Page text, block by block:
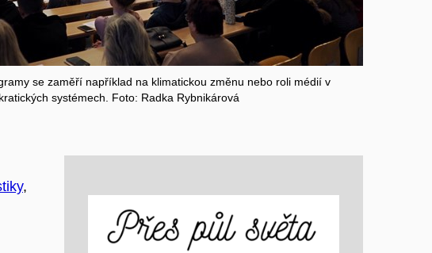
se zaměří například na klimatickou změnu nebo roli médií v
systémech. Foto: Radka Rybnikárová
,